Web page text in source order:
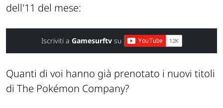
dell'11 del mese:
Iscriviti a Gamesurftvsu
Quanti di voi hanno già prenotato i nuovi titoli
di The Pokémon Company?